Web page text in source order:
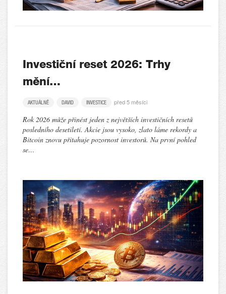
Investiční reset 2026: Trhy
mění…
AKTUÁLNĚ DAVID INVESTICE před 5 měsíci
Rok 2026 může přinést jeden z největších investičních resetů
posledního desetiletí. Akcie jsou vysoko, zlato láme rekordy a
Bitcoin znovu přitahuje pozornost investorů. Na první pohled
se…